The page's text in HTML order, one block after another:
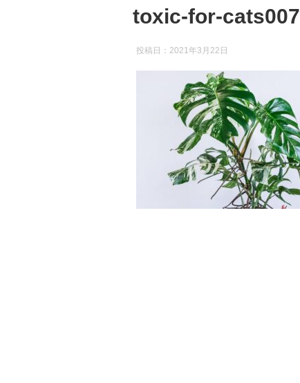
toxic-for-cats007
投稿日： 2021年3月22日